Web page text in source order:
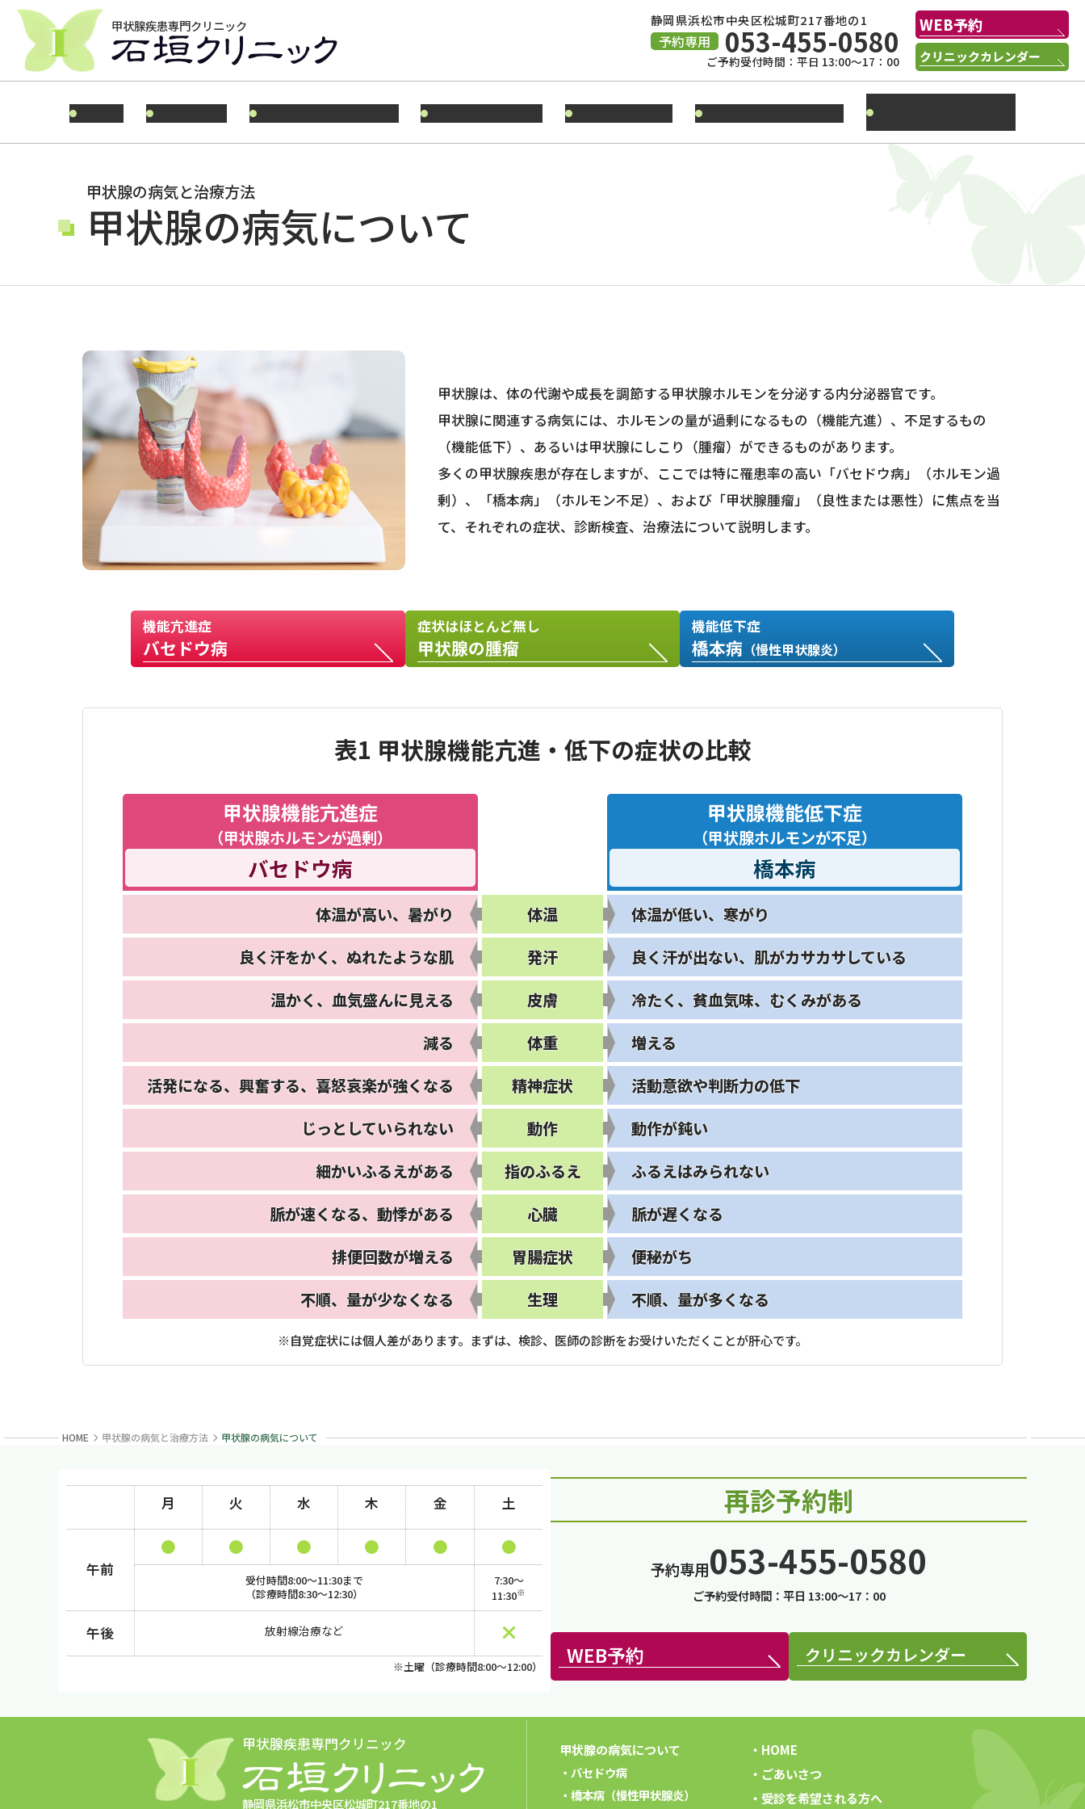
甲状腺疾患専門クリニック 静岡県浜松市中央区松城町217番地の1
予約専用 053-455-0580
ご予約受付時間：平日 13:00～17：00
WEB予約
クリニックカレンダー
甲状腺の病気と治療方法
甲状腺の病気について
甲状腺は、体の代謝や成長を調節する甲状腺ホルモンを分泌する内分泌器官です。
甲状腺に関連する病気には、ホルモンの量が過剰になるもの（機能亢進）、不足するもの
（機能低下）、あるいは甲状腺にしこり（腫瘤）ができるものがあります。
多くの甲状腺疾患が存在しますが、ここでは特に罹患率の高い「バセドウ病」（ホルモン過
剰）、「橋本病」（ホルモン不足）、および「甲状腺腫瘤」（良性または悪性）に焦点を当
て、それぞれの症状、診断検査、治療法について説明します。
機能亢進症
バセドウ病
症状はほとんど無し
甲状腺の腫瘤
機能低下症
橋本病 （慢性甲状腺炎）
表1 甲状腺機能亢進 ・低下の症状の比較
甲状腺機能亢進症
（甲状腺ホルモンが過剰）
バセドウ病
甲状腺機能低下症
（甲状腺ホルモンが不足）
橋本病
体温が高い、暑がり 体温
体温が低い、寒がり
良く汗をかく、 ぬれたような肌 発汗 良く汗が出ない、 肌がカサカサしている
温かく、 血気盛んに見える 皮膚 冷たく、 貧血気味、むくみがある
減る
体重
増える
活発になる、 興奮する、 喜怒哀楽が強くなる 精神症状
活動意欲や判断力の低下
じっとしていられない
動作
動作が鈍い
細かいふるえがある
指のふるえ
ふるえはみられない
脈が速くなる、 動悸がある 心臓
脈が遅くなる
排便回数が増える
胃腸症状
便秘がち
不順、 量が少なくなる 生理 不順、 量が多くなる
※自覚症状には個人差があります。まずは、検診、医師の診断をお受けいただくことが肝心です。
HOME 甲状腺の病気と治療方法 甲状腺の病気について
月 火 水 木 金 土
午前
受付時間8:00～11:30まで
（診療時間8:30～12:30）
7:30～
11:30※
午後 放射線治療など
※土曜（診療時間8:00～12:00）
再診予約制
予約専用053-455-0580
ご予約受付時間：平日 13:00～17：00
WEB予約 クリニックカレンダー
甲状腺疾患専門クリニック
静岡県浜松市中央区松城町217番地の1
甲状腺の病気について
バセドウ病
橋本病（慢性甲状腺炎）
HOME
ごあいさつ
受診を希望される方へ